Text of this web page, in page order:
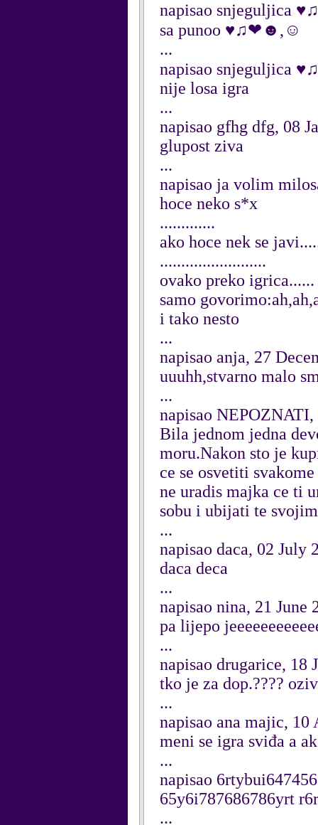
napisao snjeguljica
sa punoo ♥♫❤☻,☺
...
napisao snjeguljica
nije losa igra
...
napisao gfhg dfg, 08
glupost ziva
...
napisao ja volim
hoce neko s*x
.............
ako hoce nek se
.........................
ovako preko igrica......
samo
i tako nesto
...
napisao anja, 27
uuuhh,stvarno malo
...
napisao NEPOZNATI,
Bila jednom jedna
moru.Nakon sto je
ce se osvetiti
ne uradis majka ce ti
sobu i ubijati te
...
napisao daca, 02 July
daca deca
...
napisao nina, 21 June
pa lijepo
...
napisao drugarice, 18
tko je za dop.????
...
napisao ana majic, 10
meni se igra sviđa a
...
napisao
65y6i787686786yrt
...